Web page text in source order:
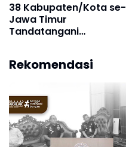
38 Kabupaten/Kota se-
Jawa Timur
Tandatangani
Kerja Sama
Rekomendasi